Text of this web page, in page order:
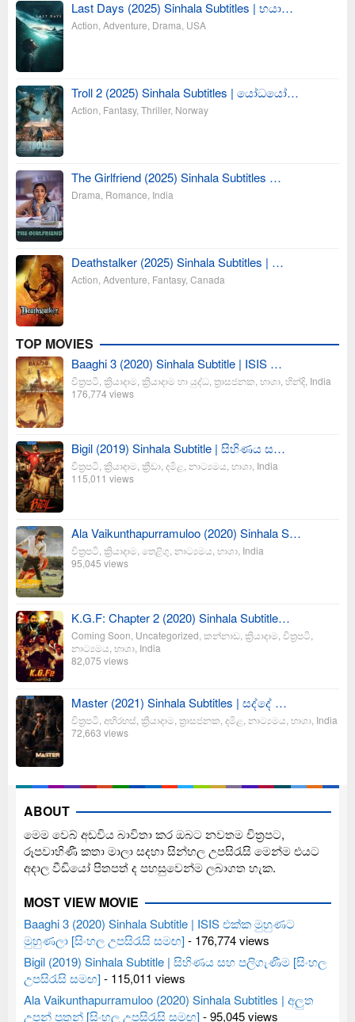
Last Days (2025) Sinhala Subtitles | භයා…
Action Adventure Drama USA
Troll 2 (2025) Sinhala Subtitles | යෝධයෝ…
Action Fantasy, Thriller, Norway
The Girlfriend (2025) Sinhala Subtitles …
Drama Romance India
Deathstalker (2025) Sinhala Subtitles | …
Action Adventure Fantasy, Canada
TOP MOVIES
Baaghi 3 (2020) Sinhala Subtitle | ISIS …
චිත්‍රපටි ක්‍රියාදාම ක්‍රියාදාම හා යුද්ධ ත්‍රාසජනක භාශා හින්දි India
176,774 views
Bigil (2019) Sinhala Subtitle | සිහිණය ස…
චිත්‍රපටි ක්‍රියාදාම ක්‍රීඩා දමිළ නාට්‍යමය භාශා India
115,011 views
Ala Vaikunthapurramuloo (2020) Sinhala S…
චිත්‍රපටි ක්‍රියාදාම තෙළිගු නාට්‍යමය භාශා India
95,045 views
K.G.F: Chapter 2 (2020) Sinhala Subtitle…
Coming Soon Uncategorized කන්නාඩ ක්‍රියාදාම චිත්‍රපටි
නාට්‍යමය භාශා India
82,075 views
Master (2021) Sinhala Subtitles | සද්දේ …
චිත්‍රපටි අභිරහස් ක්‍රියාදාම ත්‍රාසජනක දමිළ නාට්‍යමය භාශා India
72,663 views
ABOUT
මෙම වෙබ් අඩවිය බාවිතා කර ඔබට නවතම චිත්‍රපට,
රූපවාහිණී කතා මාලා සදහා සින්හල උපසිරැසි මෙන්ම එයට
අදාල වීඩියෝ පිතපත් ද පහසුවෙන්ම ලබාගත හැක.
MOST VIEW MOVIE
Baaghi 3 (2020) Sinhala Subtitle | ISIS එක්ක මුහුණට
මුහුණලා [සිංහල උපසිරැසි සමඟ]- 176,774 views
Bigil (2019) Sinhala Subtitle | සිහිණය සහ පලිගැණීම [සිංහල
උපසිරැසි සමඟ]- 115,011 views
Ala Vaikunthapurramuloo (2020) Sinhala Subtitles | අලුත
උපන් පුතුන් [සිංහල උපසිරැසි සමඟ]- 95,045 views